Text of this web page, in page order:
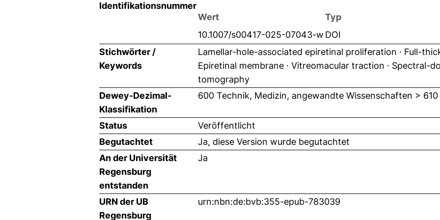
Identifikationsnummer
Wert
Typ
10.1007/s00417-025-07043-w DOI
Stichwörter /
Keywords
Lamellar-hole-associated epiretinal proliferation · Full-
Epiretinal membrane · Vitreomacular traction · Spectral-
tomography
Dewey-Dezimal-
Klassifikation
600 Technik, Medizin, angewandte Wissenschaften >
Status
Veröffentlicht
Begutachtet
Ja, diese Version wurde begutachtet
An der Universität
Regensburg
entstanden
Ja
URN der UB
Regensburg
urn:nbn:de:bvb:355-epub-783039